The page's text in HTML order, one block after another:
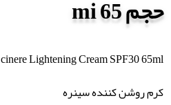
cinere Lightening Cream SPF30 65ml
کرم روشن کننده سینره